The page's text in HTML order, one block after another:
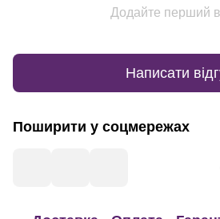
Додайте перший
Написати
Поширити у соцмережах